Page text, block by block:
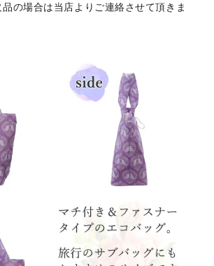
の場合は当店よりご連絡させて頂きま